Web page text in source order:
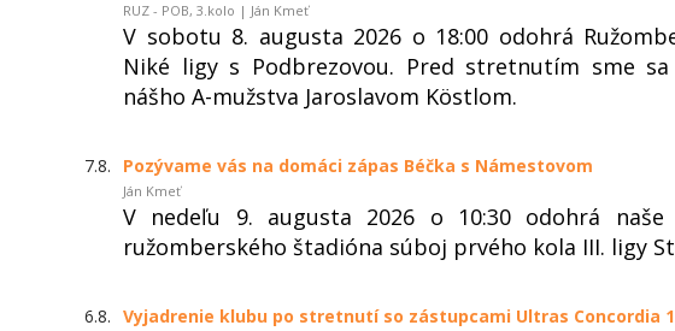
RUZ - POB, 3.kolo | Ján Kmeť
V sobotu 8. augusta 2026 o 18:00 odohrá
Niké ligy s Podbrezovou. Pred stretnutím sme
nášho A-mužstva Jaroslavom Köstlom.
7.8. Pozývame vás na domáci zápas Béčka s Námestovom
Ján Kmeť
V nedeľu 9. augusta 2026 o 10:30 odohrá
ružomberského štadióna súboj prvého kola III. ligy
6.8. Vyjadrenie klubu po stretnutí so zástupcami Ultras Concordia